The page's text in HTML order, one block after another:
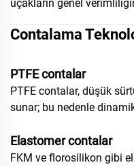
uçakların genel
Contalama
PTFE contalar
PTFE contalar, düşük
sunar; bu nedenle
Elastomer contalar
FKM ve florosilikon gibi